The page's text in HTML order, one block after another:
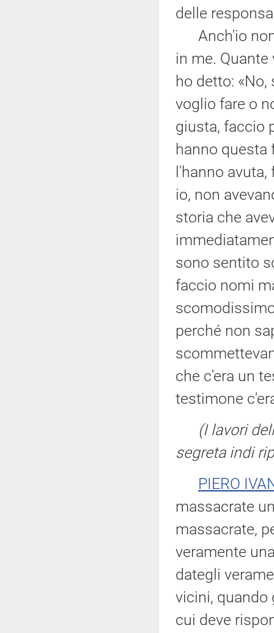
delle
Anch'io non
in me.
ho detto:
voglio fare o
giusta, faccio
hanno
l'hanno
io, non
storia che
sono sentito
faccio nomi
perché non
che c'era un
testimone
(I lavori
segreta indi
PIERO
massacrate
massacrate,
veramente
dategli
vicini, quando
cui deve